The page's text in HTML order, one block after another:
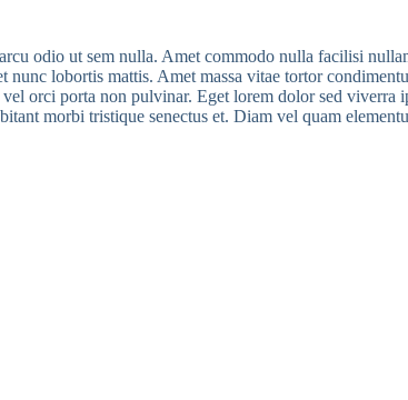
odio ut sem nulla. Amet commodo nulla facilisi
lobortis mattis. Amet massa vitae tortor
orci porta non pulvinar. Eget lorem dolor sed viverra
morbi tristique senectus et. Diam vel quam